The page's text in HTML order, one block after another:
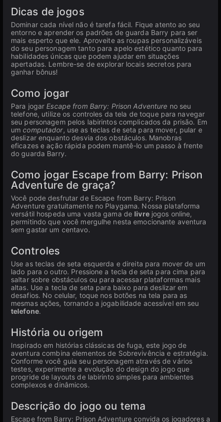
Dicas de jogos
Dominar cada nível não é tarefa fácil. Fique atento ao seu
entorno e aprender os padrões de guarda Barry para ser
mais esperto que ele. Aproveite as roupas personalizáveis
do seu personagem tanto para apelo estético quanto para
habilidades únicas que podem ajudar em situações
apertadas. Lembre-se de explorar locais secretos para
ganhar bônus!
Como jogar
Para jogar Escape from Barry: Prison Adventure no seu
telefone, utilize os controles da tela de toque para navegar
seu personagem pelos labirintos complicados da prisão. Em
umcomputador, use as teclas de seta para mover, pular e
deslizar enquanto desvia dos obstáculos. Manobras
eficazes e ação rápida podem mantê-lo um passo à frente
do guarda Barry.
Como jogar Escape from Barry: Prison
Adventure de graça?
Você pode desfrutar de Escape from Barry: Prison
Adventure gratuitamente no Playgama. Nossa plataforma
versátil hospeda uma vasta gama de livrejogos online,
permitindo que você mergulhe nesta emocionante aventura
sem gastar um centavo.
Controles
Use as teclas de seta esquerda e direita para mover de um
lado para o outro. Pressione a tecla de seta para cima para
saltar sobre obstáculos ou para acessar plataformas mais
altas. Use a tecla de seta para baixo para deslizar em
desafios. No celular, toque nos botões na tela para as
mesmas ações, tornando a jogabilidade acessível em seu
telefone.
História ou origem
Inspirado em histórias clássicas de fuga, este jogo de
aventura combina elementos de Sobrevivência e estratégia.
Conforme você guia seu personagem através de vários
testes, experimente a evolução do design do jogo que
progride de layouts de labirinto simples para ambientes
complexos e dinâmicos.
Descrição do jogo ou tema
Escape from Barry: Prison Adventure convida os jogadores a